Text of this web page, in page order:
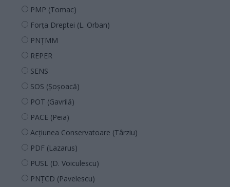
PMP (Tomac)
Forța Dreptei (L. Orban)
PNȚMM
REPER
SENS
SOS (Șoșoacă)
POT (Gavrilă)
PACE (Peia)
Acțiunea Conservatoare (Târziu)
PDF (Lazarus)
PUSL (D. Voiculescu)
PNȚCD (Pavelescu)